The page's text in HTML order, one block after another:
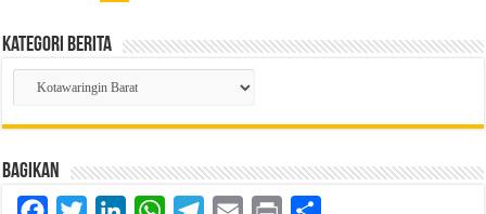
Kategori Berita
Kategori
Berita
Bagikan